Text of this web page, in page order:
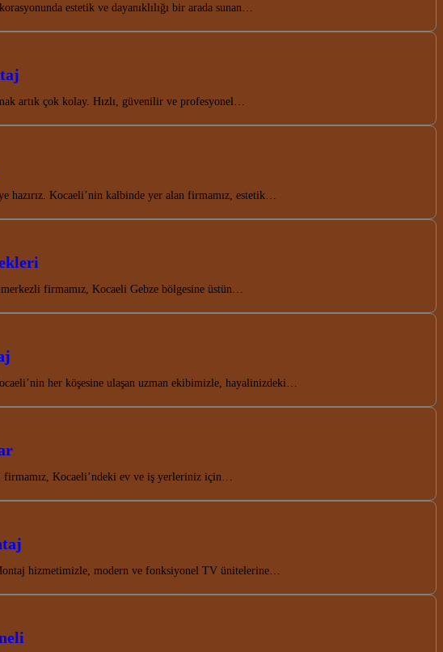
estetik ve dayanıklılığı bir arada sunan…
artık çok kolay. Hızlı, güvenilir ve profesyonel…
hazırız. Kocaeli’nin kalbinde yer alan firmamız, estetik…
firmamız, Kocaeli Gebze bölgesine üstün…
her köşesine ulaşan uzman ekibimizle, hayalinizdeki…
firmamız, Kocaeli’ndeki ev ve iş yerleriniz için…
hizmetimizle, modern ve fonksiyonel TV ünitelerine…